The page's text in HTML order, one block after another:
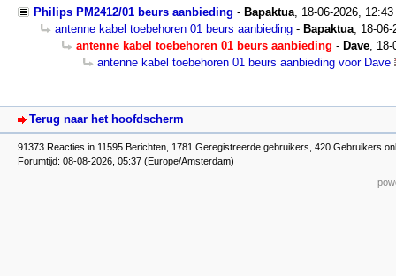
Philips PM2412/01 beurs aanbieding - Bapaktua 18-06-2026, 12:43
antenne kabel toebehoren 01 beurs aanbieding - Bapaktua 18-
antenne kabel toebehoren 01 beurs aanbieding - Dave 18-
antenne kabel toebehoren 01 beurs aanbieding voor Dave
Terug naar het hoofdscherm
91373 Reacties in 11595 Berichten, 1781 Geregistreerde gebruikers, 420 Gebruikers
Forumtijd: 08-08-2026, 05:37 (Europe/Amsterdam)